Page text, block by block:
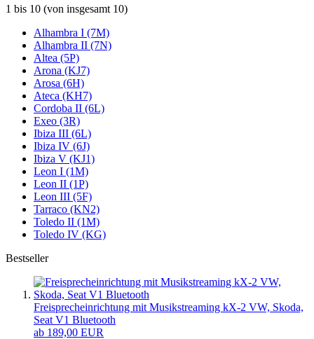
1 bis 10 (von insgesamt 10)
Alhambra I (7M)
Alhambra II (7N)
Altea (5P)
Arona (KJ7)
Arosa (6H)
Ateca (KH7)
Cordoba II (6L)
Exeo (3R)
Ibiza III (6L)
Ibiza IV (6J)
Ibiza V (KJ1)
Leon I (1M)
Leon II (1P)
Leon III (5F)
Tarraco (KN2)
Toledo II (1M)
Toledo IV (KG)
Bestseller
Freisprecheinrichtung mit Musikstreaming kX-2 VW, Skoda,
Seat V1 Bluetooth
ab 189,00 EUR